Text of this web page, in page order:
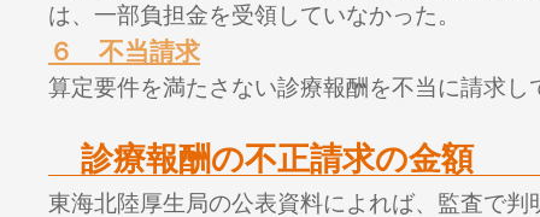
は、一部負担金を受領していなかった。
６ 不当請求
算定要件を満たさない診療報酬を不当に請求し
診療報酬の不正請求の金額
東海北陸厚生局の公表資料によれば、監査で